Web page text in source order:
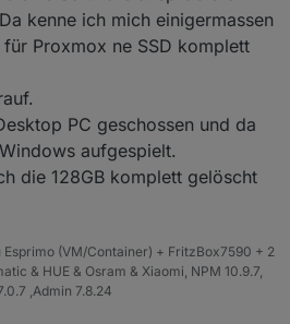
kenne ich mich einigermassen
Proxmox ne SSD komplett
PC geschossen und da
aufgespielt.
die 128GB komplett gelöscht
Esprimo (VM/Container) + FritzBox7590 + 2
& HUE & Osram & Xiaomi, NPM 10.9.7,
,Admin 7.8.24